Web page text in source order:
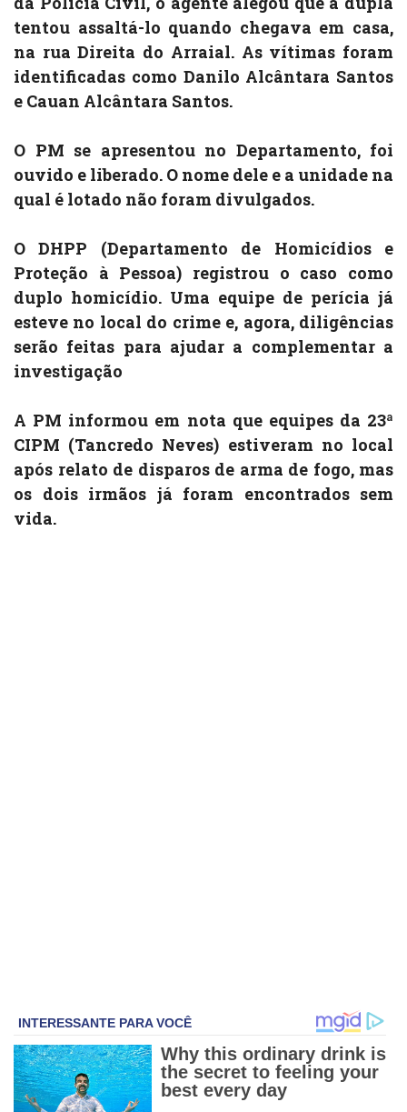
tentou assaltá-lo quando chegava em casa,
na rua Direita do Arraial. As vítimas foram
identificadas como Danilo Alcântara Santos
e Cauan Alcântara Santos.
O PM se apresentou no Departamento, foi
ouvido e liberado. O nome dele e a unidade na
qual é lotado não foram divulgados.
O DHPP (Departamento de Homicídios e
Proteção à Pessoa) registrou o caso como
duplo homicídio. Uma equipe de perícia já
esteve no local do crime e, agora, diligências
serão feitas para ajudar a complementar a
investigação
A PM informou em nota que equipes da 23ª
CIPM (Tancredo Neves) estiveram no local
após relato de disparos de arma de fogo, mas
os dois irmãos já foram encontrados sem
vida.